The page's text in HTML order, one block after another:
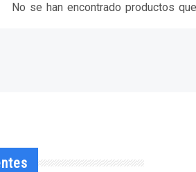
No se han encontrado productos